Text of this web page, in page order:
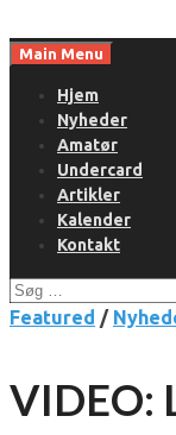
toMain Menu
Hjem
Nyheder
Amatør
Undercard
Artikler
Kalender
Kontakt
Søg
efter:
Featured /
VIDEO: